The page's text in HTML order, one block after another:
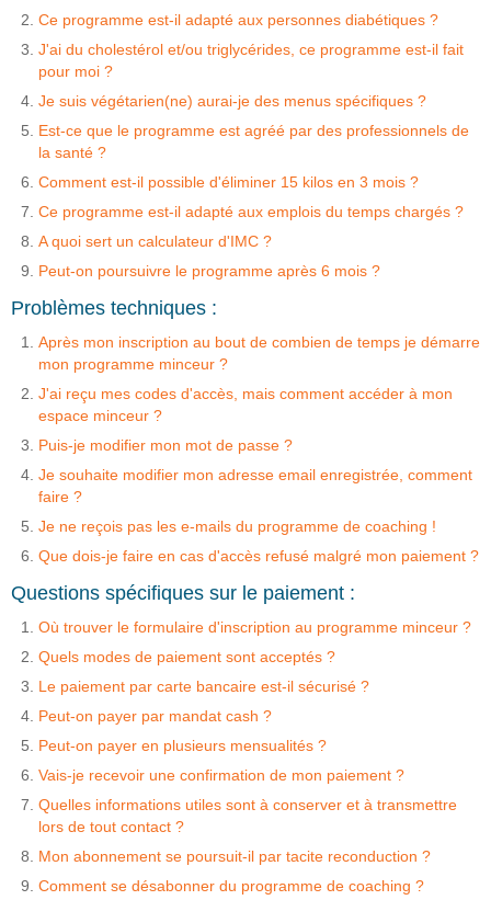
Ce programme est-il adapté aux personnes diabétiques ?
J'ai du cholestérol et/ou triglycérides, ce programme est-il fait
pour moi ?
Je suis végétarien(ne) aurai-je des menus spécifiques ?
Est-ce que le programme est agréé par des professionnels de
la santé ?
Comment est-il possible d'éliminer 15 kilos en 3 mois ?
Ce programme est-il adapté aux emplois du temps chargés ?
A quoi sert un calculateur d'IMC ?
Peut-on poursuivre le programme après 6 mois ?
Problèmes techniques :
Après mon inscription au bout de combien de temps je démarre
mon programme minceur ?
J'ai reçu mes codes d'accès, mais comment accéder à mon
espace minceur ?
Puis-je modifier mon mot de passe ?
Je souhaite modifier mon adresse email enregistrée, comment
faire ?
Je ne reçois pas les e-mails du programme de coaching !
Que dois-je faire en cas d'accès refusé malgré mon paiement ?
Questions spécifiques sur le paiement :
Où trouver le formulaire d'inscription au programme minceur ?
Quels modes de paiement sont acceptés ?
Le paiement par carte bancaire est-il sécurisé ?
Peut-on payer par mandat cash ?
Peut-on payer en plusieurs mensualités ?
Vais-je recevoir une confirmation de mon paiement ?
Quelles informations utiles sont à conserver et à transmettre
lors de tout contact ?
Mon abonnement se poursuit-il par tacite reconduction ?
Comment se désabonner du programme de coaching ?